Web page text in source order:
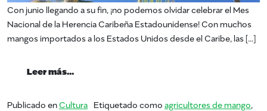
Con junio llegando a su fin, ¡no podemos olvidar celebrar el Mes
Nacional de la Herencia Caribeña Estadounidense! Con muchos
mangos importados a los Estados Unidos desde el Caribe, las […]
Leer más…
Publicado enCultura Etiquetado como agricultores de mango,